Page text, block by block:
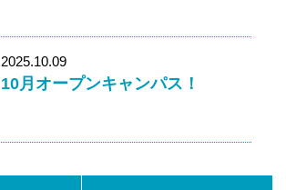
2025.10.09
10月オープンキャンパス！